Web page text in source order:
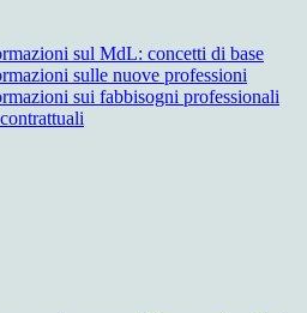
sul MdL: concetti di base
sulle nuove professioni
sui fabbisogni professionali